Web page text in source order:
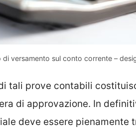
versamento sul conto corrente –
tali prove contabili
di approvazione. In
deve essere pienamente